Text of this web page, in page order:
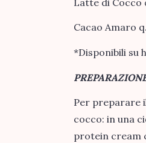
Cacao Amaro
*Disponibili
Per preparare
cocco: in una
protein cream